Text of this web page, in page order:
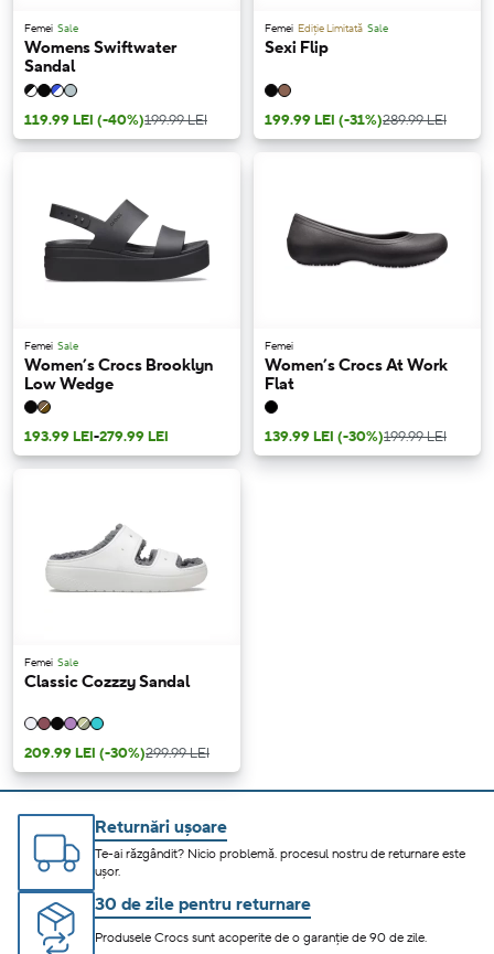
Femei Sale
Womens Swiftwater
Sandal
119.99 LEI (-40%)199.99 LEI
Femei Ediție Limitată Sale
Sexi Flip
199.99 LEI (-31%)289.99 LEI
Femei Sale
Women’s Crocs Brooklyn
Low Wedge
193.99 LEI-279.99 LEI
Femei
Women’s Crocs At Work
Flat
139.99 LEI (-30%)199.99 LEI
Femei Sale
Classic Cozzzy Sandal
209.99 LEI (-30%)299.99 LEI
Returnări ușoare
Te-ai răzgândit? Nicio problemă. procesul nostru de returnare este
ușor.
30 de zile pentru returnare
Produsele Crocs sunt acoperite de o garanție de 90 de zile.